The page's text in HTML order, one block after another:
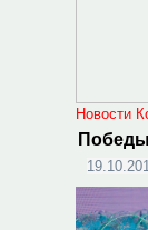
Новости
Победы